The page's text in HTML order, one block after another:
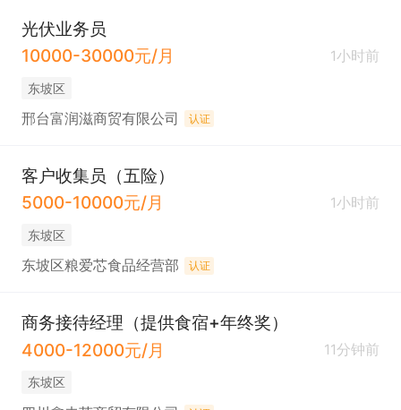
光伏业务员
10000-30000元/月
1小时前
东坡区
邢台富润滋商贸有限公司 认证
客户收集员（五险）
5000-10000元/月
1小时前
东坡区
东坡区粮爱芯食品经营部 认证
商务接待经理（提供食宿+年终奖）
4000-12000元/月
11分钟前
东坡区